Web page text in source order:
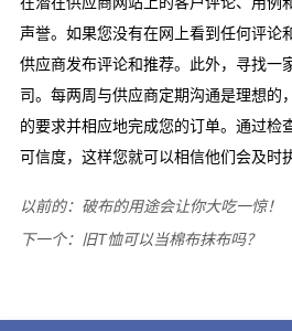
以前的： 破布的用途会让你大吃一惊！
下一个： 旧T恤可以当棉布抹布吗？